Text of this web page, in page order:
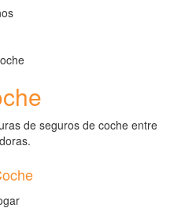
de seguros de coche entre